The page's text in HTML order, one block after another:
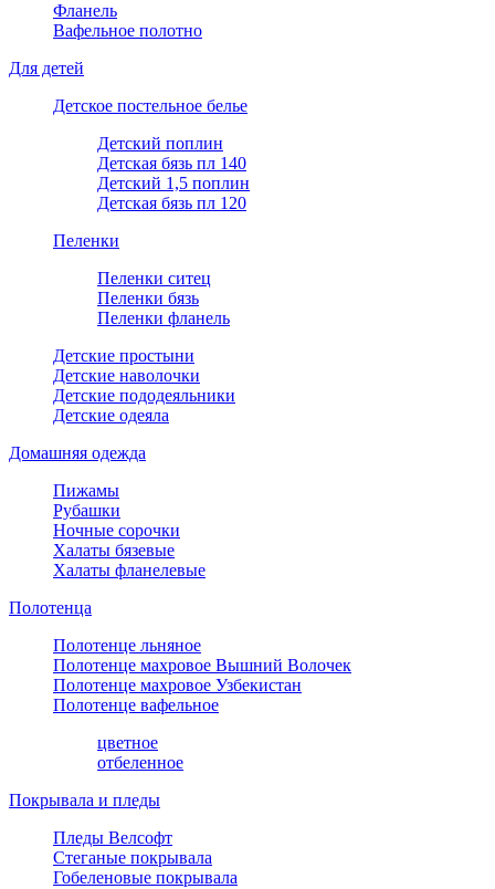
Фланель
Вафельное полотно
Для детей
Детское постельное белье
Детский поплин
Детская бязь пл 140
Детский 1,5 поплин
Детская бязь пл 120
Пеленки
Пеленки ситец
Пеленки бязь
Пеленки фланель
Детские простыни
Детские наволочки
Детские пододеяльники
Детские одеяла
Домашняя одежда
Пижамы
Рубашки
Ночные сорочки
Халаты бязевые
Халаты фланелевые
Полотенца
Полотенце льняное
Полотенце махровое Вышний Волочек
Полотенце махровое Узбекистан
Полотенце вафельное
цветное
отбеленное
Покрывала и пледы
Пледы Велсофт
Стеганые покрывала
Гобеленовые покрывала